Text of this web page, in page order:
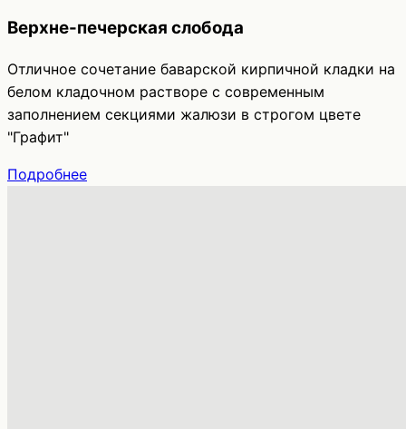
Верхне-печерская слобода
Отличное сочетание баварской кирпичной кладки на
белом кладочном растворе с современным
заполнением секциями жалюзи в строгом цвете
"Графит"
Подробнее